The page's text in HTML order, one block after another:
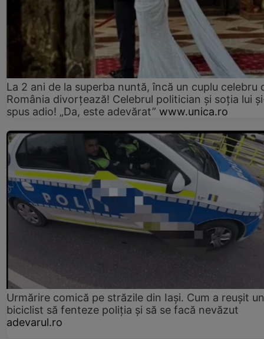
La 2 ani de la superba nuntă, încă un cuplu celebru
România divorțează! Celebrul politician și soția lui
spus adio! „Da, este adevărat” www.unica.ro
Urmărire comică pe străzile din Iași. Cum a reușit un
biciclist să fenteze poliția și să se facă nevăzut
adevarul.ro